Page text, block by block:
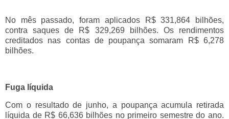
No mês passado, foram aplicados R$ 331,864 bilhões,
contra saques de R$ 329,269 bilhões. Os rendimentos
creditados nas contas de poupança somaram R$ 6,278
bilhões.
Fuga líquida
Com o resultado de junho, a poupança acumula retirada
líquida de R$ 66,636 bilhões no primeiro semestre do ano.